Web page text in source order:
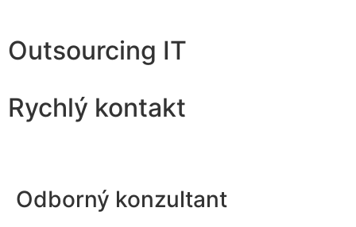
Outsourcing IT
Rychlý kontakt
Odborný konzultant